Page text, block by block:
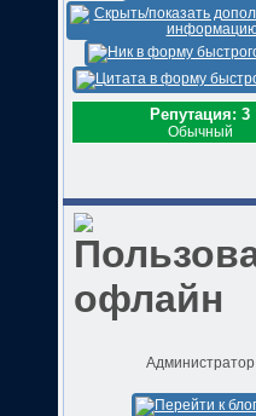
Репутация: 3
Обычный
Администратор